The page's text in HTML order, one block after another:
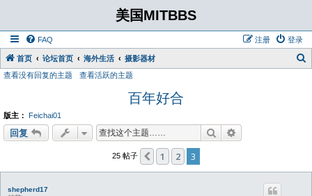
美国MITBBS
FAQ 登录
注册
首页 论坛首页 海外生活 摄影器材
查看没有回复的主题 查看活跃的主题
百年好合
版主： Feichai01
回复 搜索
25 帖子 上一页
1 2 3
shepherd17